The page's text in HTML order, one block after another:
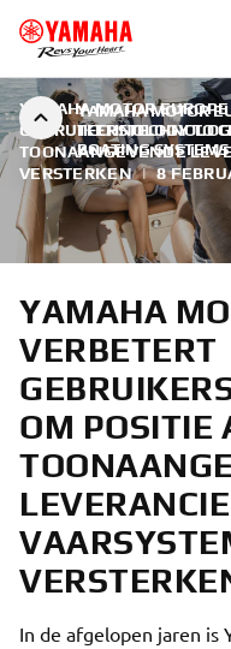
YAMAHA MOTOR
TECHNOLOGY TO
BOATING
YAMAHA MOTOR
TOONAANGEVENDE
VERSTERKEN | 8
YAMAHA
VERBETERT
OM POSITIE
In de afgelopen jaren is